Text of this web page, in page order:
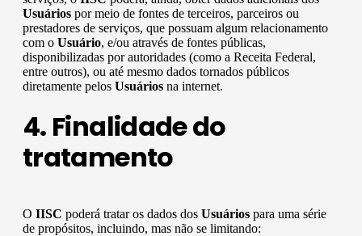
Usuários por meio de fontes de terceiros, parceiros ou
prestadores de serviços, que possuam algum relacionamento
com o Usuário, e/ou através de fontes públicas,
disponibilizadas por autoridades (como a Receita Federal,
entre outros), ou até mesmo dados tornados públicos
diretamente pelos Usuários na internet.
4. Finalidade do
tratamento
O IISC poderá tratar os dados dos Usuários para uma série
de propósitos, incluindo, mas não se limitando: